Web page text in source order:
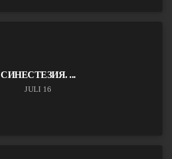
СИНЕСТЕЗИЯ. ...
JULI 16